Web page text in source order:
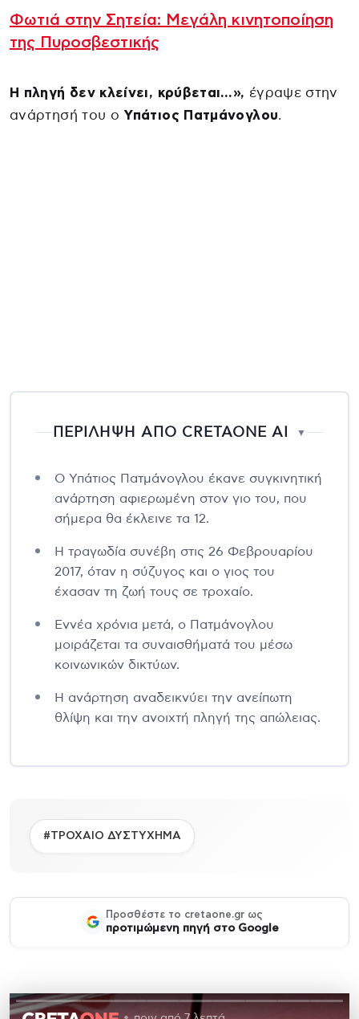
Φωτιά στην Σητεία: Μεγάλη κινητοποίηση
της Πυροσβεστικής
Η πληγή δεν κλείνει, κρύβεται…», έγραψε στην
ανάρτησή του οΥπάτιος Πατμάνογλου.
ΠΕΡΙΛΗΨΗ ΑΠΟ CRETAONE AI ▼
Ο Υπάτιος Πατμάνογλου έκανε συγκινητική
ανάρτηση αφιερωμένη στον γιο του, που
σήμερα θα έκλεινε τα 12.
Η τραγωδία συνέβη στις 26 Φεβρουαρίου
2017, όταν η σύζυγος και ο γιος του
έχασαν τη ζωή τους σε τροχαίο.
Εννέα χρόνια μετά, ο Πατμάνογλου
μοιράζεται τα συναισθήματά του μέσω
κοινωνικών δικτύων.
Η ανάρτηση αναδεικνύει την ανείπωτη
θλίψη και την ανοιχτή πληγή της απώλειας.
#ΤΡΟΧΑΙΟ ΔΥΣΤΥΧΗΜΑ
Προσθέστε το cretaone.gr ως
προτιμώμενη πηγή στο Google